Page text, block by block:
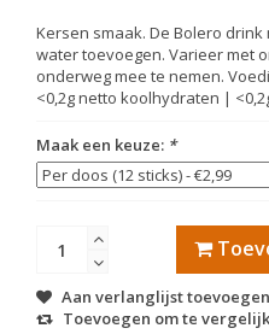
Kersen smaak. De Bolero drink
water toevoegen. Varieer met
onderweg mee te nemen.
<0,2g netto koolhydraten |
Maak een keuze: *
Aan verlanglijst toevoegen
Toevoegen om te